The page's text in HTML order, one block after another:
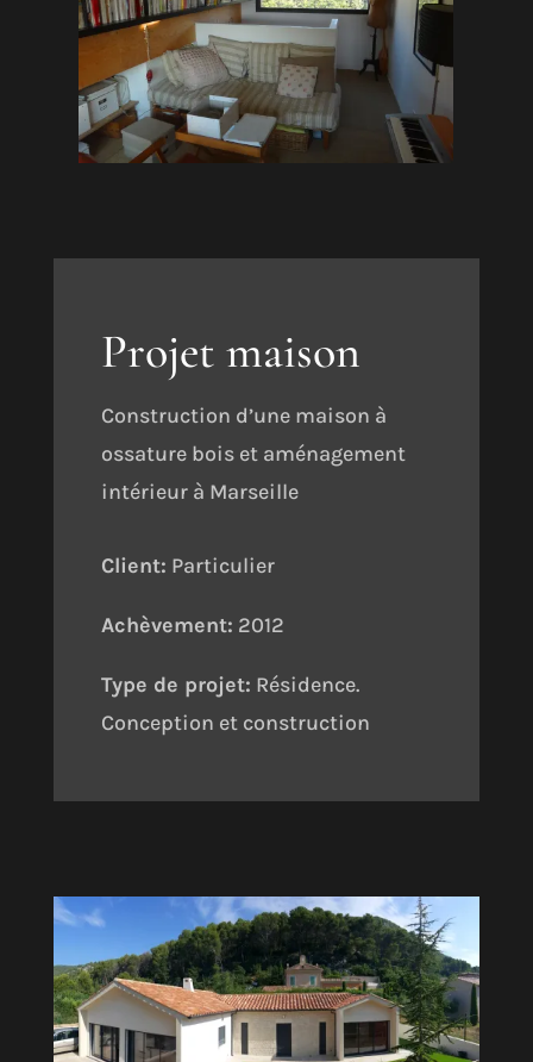
Projet maison
Construction d’une maison à
ossature bois et aménagement
intérieur à Marseille
Client: Particulier
Achèvement: 2012
Type de projet: Résidence.
Conception et construction